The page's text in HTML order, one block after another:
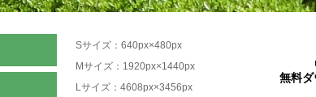
Sサイズ：640px×480px
Mサイズ：1920px×1440px
Lサイズ：4608px×3456px
無料ダ